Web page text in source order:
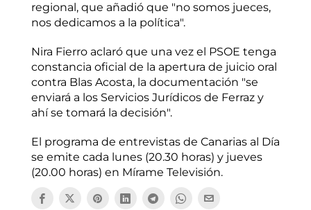
regional, que añadió que "no somos jueces,
nos dedicamos a la política".
Nira Fierro aclaró que una vez el PSOE tenga
constancia oficial de la apertura de juicio oral
contra Blas Acosta, la documentación "se
enviará a los Servicios Jurídicos de Ferraz y
ahí se tomará la decisión".
El programa de entrevistas de Canarias al Día
se emite cada lunes (20.30 horas) y jueves
(20.00 horas) en Mírame Televisión.